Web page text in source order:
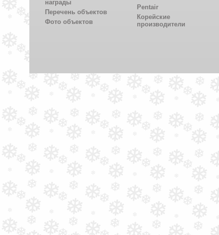
награды
Перечень объектов
Фото объектов
Pentair
Корейские
производители